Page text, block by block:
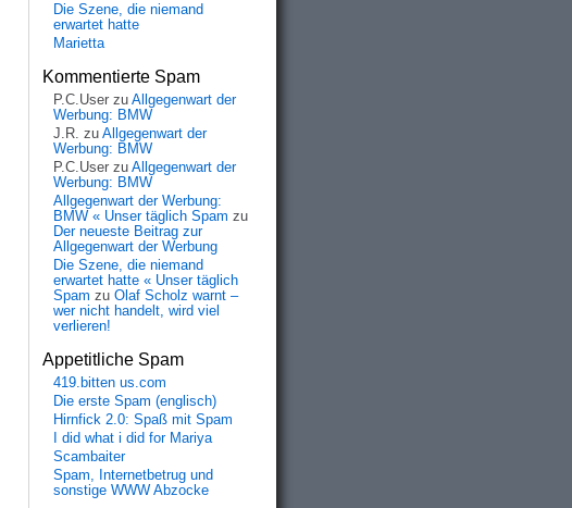
Die Szene, die niemand
erwartet hatte
Marietta
Kommentierte Spam
P.C.User zu Allgegenwart der
Werbung: BMW
J.R. zu Allgegenwart der
Werbung: BMW
P.C.User zu Allgegenwart der
Werbung: BMW
Allgegenwart der Werbung:
BMW « Unser täglich Spam zu
Der neueste Beitrag zur
Allgegenwart der Werbung
Die Szene, die niemand
erwartet hatte « Unser täglich
Spam zu Olaf Scholz warnt –
wer nicht handelt, wird viel
verlieren!
Appetitliche Spam
419.bitten us.com
Die erste Spam (englisch)
Hirnfick 2.0: Spaß mit Spam
I did what i did for Mariya
Scambaiter
Spam, Internetbetrug und
sonstige WWW Abzocke